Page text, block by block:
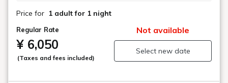
Price for 1 adult for 1 night
Regular Rate
¥ 6,050
(Taxes and fees included)
Not available
Select new date